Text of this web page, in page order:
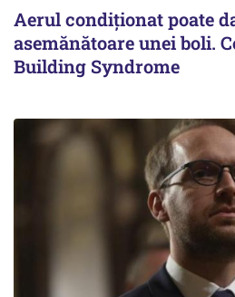
Aerul condiționat poate
asemănătoare unei boli.
Building Syndrome